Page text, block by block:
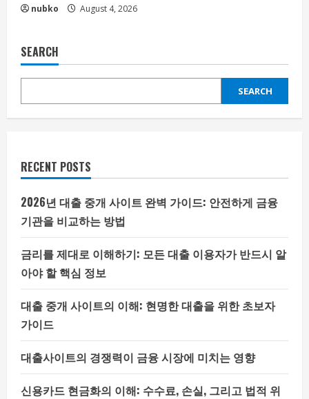
nubko August 4, 2026
SEARCH
SEARCH
RECENT POSTS
2026년 대출 중개 사이트 완벽 가이드: 안전하게 금융
기관을 비교하는 방법
금리를 제대로 이해하기: 모든 대출 이용자가 반드시 알
아야 할 핵심 정보
대출 중개 사이트의 이해: 현명한 대출을 위한 초보자
가이드
대출사이트의 경쟁력이 금융 시장에 미치는 영향
신용카드 현금화의 이해: 수수료, 손실, 그리고 법적 위